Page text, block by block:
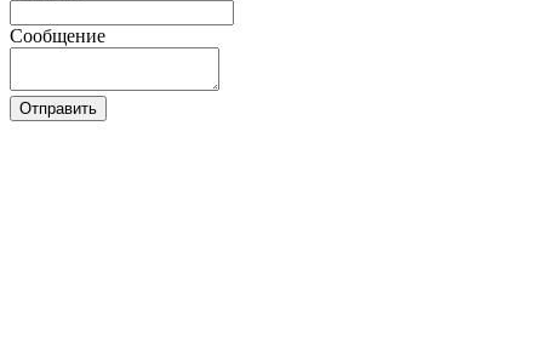
Сообщение
Отправить